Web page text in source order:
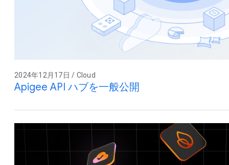
2024年12月17日 / Cloud
Apigee API ハブを一般公開